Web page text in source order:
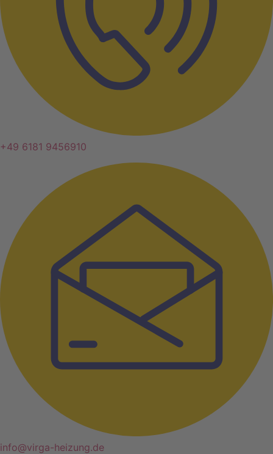
+49 6181 9456910
info@virga-heizung.de